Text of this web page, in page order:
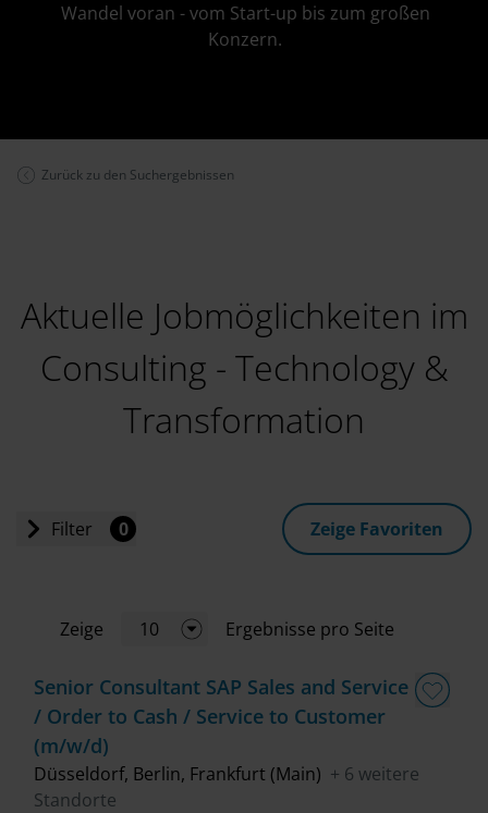
Wandel voran - vom Start-up bis zum großen
Konzern.
Zurück zu den Suchergebnissen
Aktuelle Jobmöglichkeiten im
Consulting - Technology &
Transformation
Filter 0
Standort
Fachbereich
Zeige Favoriten
Zeige 10 Ergebnisse pro Seite
Senior Consultant SAP Sales and Service
/ Order to Cash / Service to Customer
(m/w/d)
Düsseldorf, Berlin, Frankfurt (Main) + 6 weitere
Standorte